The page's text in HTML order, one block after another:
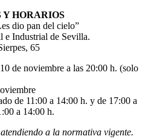
Y HORARIOS
dio pan del cielo”
e Industrial de Sevilla.
65
de noviembre a las 20:00 h. (solo
de 11:00 a 14:00 h. y de 17:00 a
a 14:00 h.
a la normativa vigente.